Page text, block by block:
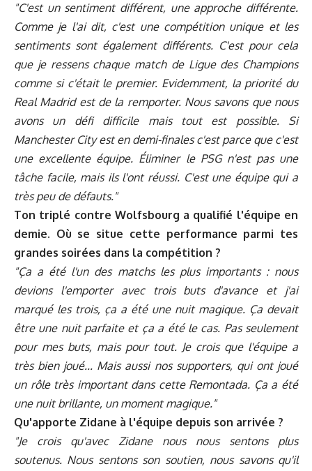
"C'est un sentiment différent, une approche différente.
Comme je l'ai dit, c'est une compétition unique et les
sentiments sont également différents. C'est pour cela
que je ressens chaque match de Ligue des Champions
comme si c'était le premier. Evidemment, la priorité du
Real Madrid est de la remporter. Nous savons que nous
avons un défi difficile mais tout est possible. Si
Manchester City est en demi-finales c'est parce que c'est
une excellente équipe. Éliminer le PSG n'est pas une
tâche facile, mais ils l'ont réussi. C'est une équipe qui a
très peu de défauts."
Ton triplé contre Wolfsbourg a qualifié l'équipe en
demie. Où se situe cette performance parmi tes
grandes soirées dans la compétition ?
"Ça a été l'un des matchs les plus importants : nous
devions l'emporter avec trois buts d'avance et j'ai
marqué les trois, ça a été une nuit magique. Ça devait
être une nuit parfaite et ça a été le cas. Pas seulement
pour mes buts, mais pour tout. Je crois que l'équipe a
très bien joué... Mais aussi nos supporters, qui ont joué
un rôle très important dans cette Remontada. Ça a été
une nuit brillante, un moment magique."
Qu'apporte Zidane à l'équipe depuis son arrivée ?
"Je crois qu'avec Zidane nous nous sentons plus
soutenus. Nous sentons son soutien, nous savons qu'il